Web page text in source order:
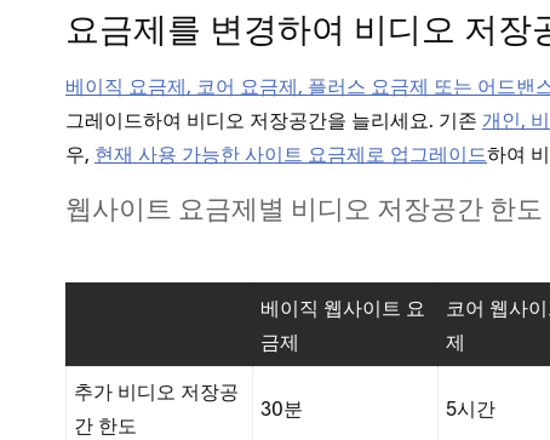
요금제를 변경하여 비디오 저장
베이직 요금제, 코어 요금제, 플러스 요금제 또는 어드밴
그레이드하여 비디오 저장공간을 늘리세요. 기존 개인,
우, 현재 사용 가능한 사이트 요금제로 업그레이드하여
웹사이트 요금제별 비디오 저장공간 한도
베이직 웹사이트 요
금제
코어 웹사
제
추가 비디오 저장공
간 한도
30분 5시간